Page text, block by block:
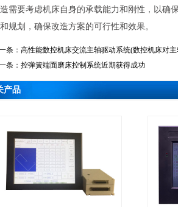
需要考虑机床自身的承载能力和刚性，以确
规划，确保改造方案的可行性和效果。
条：高性能数控机床交流主轴驱动系统(数控机床对
条：控弹簧端面磨床控制系统近期获得成功
产品